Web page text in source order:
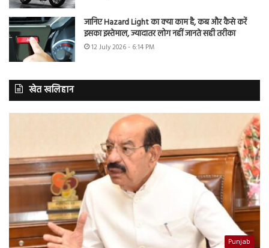
जानिए Hazard Light का क्या काम है, कब और कैसे करें
इसका इस्तेमाल, ज्यादातर लोग नहीं जानते सही तरीका
12 July 2026 - 6:14 PM
खेत खलिहान
Punjab